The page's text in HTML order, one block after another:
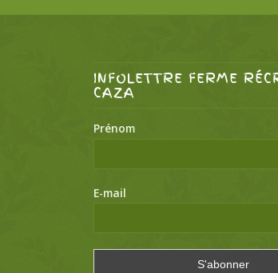
INFOLETTRE FERME
CAZA
Prénom
E-mail